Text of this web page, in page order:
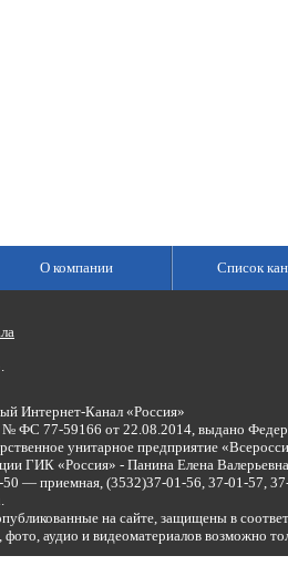
О компании Список
Интернет-Канал «Россия»
№ ФС 77-59166 от 22.08.2014, выдано
унитарное предприятие
ГИК «Россия» - Панина Елена
50 — приемная,(3532)37-01-56, 37-01-57,
на сайте, защищены в
аудио и видеоматериалов возможно